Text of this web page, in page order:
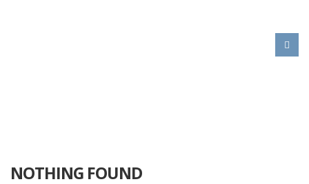
NOTHING FOUND